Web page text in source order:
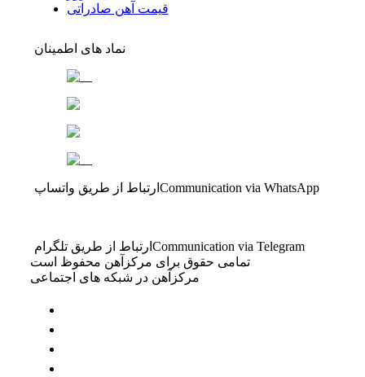
قیمت آهن صادراتی
نماد های اطمینان
ارتباط از طریق واتساپ Communication via WhatsApp
ارتباط از طریق تلگرام Communication via Telegram
تمامی حقوق برای مرکزآهن محفوظ است
مرکزآهن در شبکه های اجتماعی